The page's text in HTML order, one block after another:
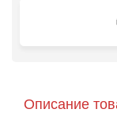
Описание